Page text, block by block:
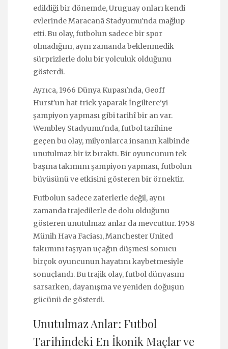
edildiği bir dönemde, Uruguay onları kendi
evlerinde Maracanã Stadyumu'nda mağlup
etti. Bu olay, futbolun sadece bir spor
olmadığını, aynı zamanda beklenmedik
sürprizlerle dolu bir yolculuk olduğunu
gösterdi.
Ayrıca, 1966 Dünya Kupası'nda, Geoff
Hurst'un hat-trick yaparak İngiltere'yi
şampiyon yapması gibi tarihî bir an var.
Wembley Stadyumu'nda, futbol tarihine
geçen bu olay, milyonlarca insanın kalbinde
unutulmaz bir iz bıraktı. Bir oyuncunun tek
başına takımını şampiyon yapması, futbolun
büyüsünü ve etkisini gösteren bir örnektir.
Futbolun sadece zaferlerle değil, aynı
zamanda trajedilerle de dolu olduğunu
gösteren unutulmaz anlar da mevcuttur. 1958
Münih Hava Faciası, Manchester United
takımını taşıyan uçağın düşmesi sonucu
birçok oyuncunun hayatını kaybetmesiyle
sonuçlandı. Bu trajik olay, futbol dünyasını
sarsarken, dayanışma ve yeniden doğuşun
gücünü de gösterdi.
Unutulmaz Anlar: Futbol
Tarihindeki En İkonik Maçlar ve